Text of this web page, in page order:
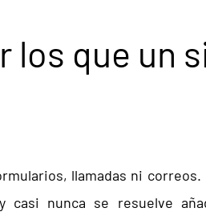
los que un
llamadas ni
nunca se resuelve